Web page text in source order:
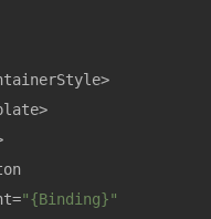
"{Binding}"